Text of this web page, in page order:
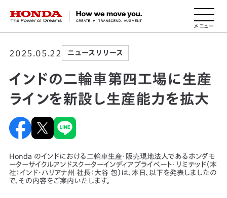
HONDA The Power of Dreams
2025.05.22 ニュースリリース
インドの二輪車第四工場に生産
ラインを新設し生産能力を拡大
Honda のインドにおける二輪車生産・販売現地法人であるホンダモ
ーターサイクルアンドスクーターインディアプライベート・リミテッド（本
社：インド･ハリアナ州 社長：大谷 包）は、本日、以下を発表しましたの
で、その内容をご案内いたします。